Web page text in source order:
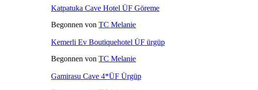
Katpatuka Cave Hotel ÜF Göreme
Begonnen von TC Melanie
Kemerli Ev Boutiquehotel ÜF ürgüp
Begonnen von TC Melanie
Gamirasu Cave 4*ÜF Ürgüp